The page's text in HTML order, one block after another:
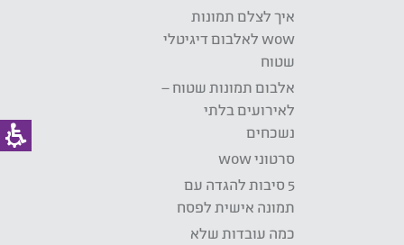
איך לצלם תמונות
wow לאלבום דיגיטלי
שטוח
אלבום תמונות שטוח –
לאירועים בלתי
נשכחים
סרטוני wow
5 סיבות להגדה עם
תמונה אישית לפסח
כמה עובדות שלא